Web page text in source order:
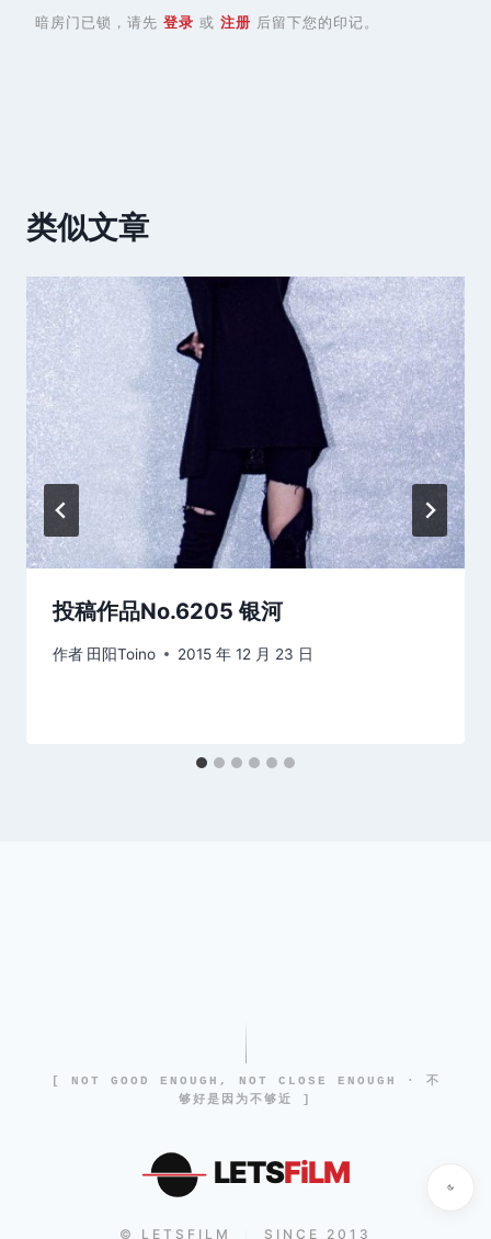
暗房门已锁，请先 登录 或 注册 后留下您的印记。
类似文章
投稿作品No.6205 银河
作者 田阳Toino 2015 年 12 月 23 日
[ NOT GOOD ENOUGH, NOT CLOSE ENOUGH · 不
够好是因为不够近 ]
LETSFiLM
© LETSFILM SINCE 2013